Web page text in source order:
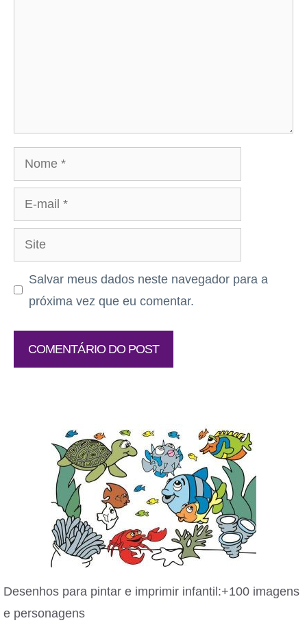
Nome
mail
Site
Salvar meus dados neste navegador para a
próxima vez que eu comentar.
Desenhos para pintar e imprimir infantil:+100 imagens
e personagens